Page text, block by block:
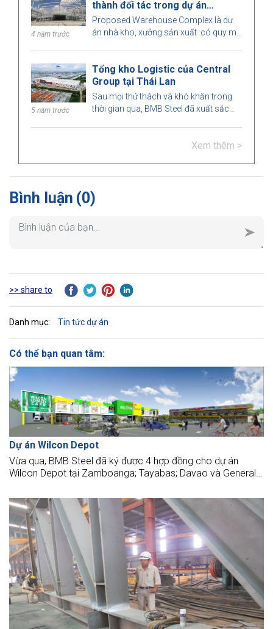
mô hình nhà thép tiền chế thú vị này
nhé!
4 năm trước
thành đối tác trong dự án
Warehouse Complex
Proposed Warehouse Complex là dự
án nhà kho, xưởng sản xuất có quy mô
5 năm trước
Tổng kho Logistic của Central
Group tại Thái Lan
Sau mọi thử thách và khó khăn trong
thời gian qua, BMB Steel đã xuất sắc
Xem thêm >
Bình luận (0)
>> share to
Danh mục: Tin tức dự án
Có thể bạn quan tâm:
Dự án Wilcon Depot
Vừa qua, BMB Steel đã ký được 4 hợp đồng cho dự án
Wilcon Depot tại Zamboanga; Tayabas; Davao và General